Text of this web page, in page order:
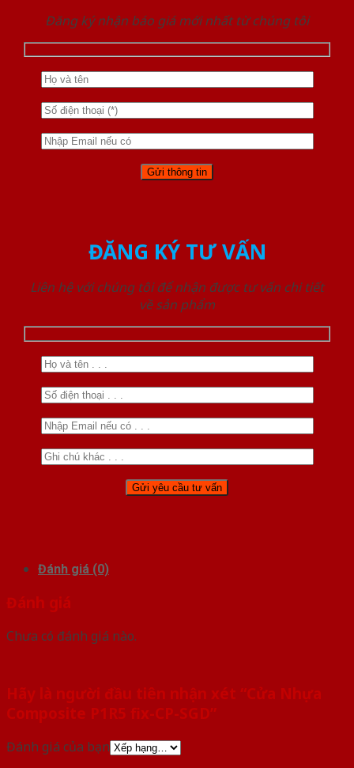
Đăng ký nhận báo giá mới nhất từ chúng tôi
ĐĂNG KÝ TƯ VẤN
Liên hệ với chúng tôi để nhận được tư vấn chi tiết
về sản phẩm
Đánh giá (0)
Đánh giá
Chưa có đánh giá nào.
Hãy là người đầu tiên nhận xét “Cửa Nhựa
Composite P1R5 fix-CP-SGD”
Đánh giá của bạn